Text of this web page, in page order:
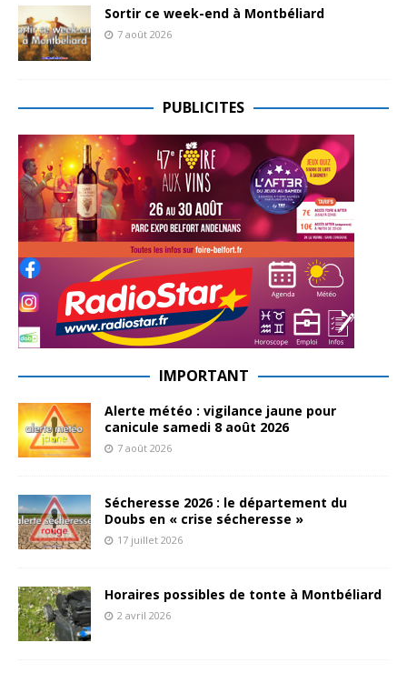
Sortir ce week-end à Montbéliard
7 août 2026
PUBLICITES
IMPORTANT
Alerte météo : vigilance jaune pour
canicule samedi 8 août 2026
7 août 2026
Sécheresse 2026 : le département du
Doubs en « crise sécheresse »
17 juillet 2026
Horaires possibles de tonte à Montbéliard
2 avril 2026